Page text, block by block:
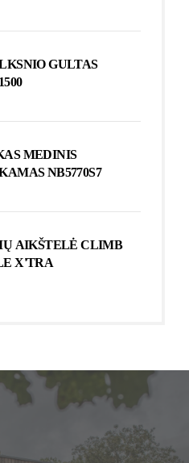
GULTAS
MEDINIS
NB5770S7
AIKŠTELĖ CLIMB
X'TRA